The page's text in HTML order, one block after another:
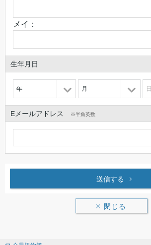
メイ：
生年月日
年 月 日
Eメールアドレス ※半角英数
送信する
閉じる